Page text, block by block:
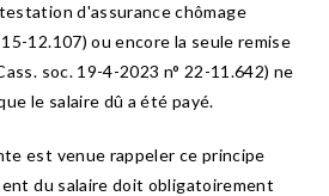
d'assurance chômage
12.107) ou encore la seule remise
soc. 19-4-2023 n° 22-11.642) ne
le salaire dû a été payé.
est venue rappeler ce principe
du salaire doit obligatoirement